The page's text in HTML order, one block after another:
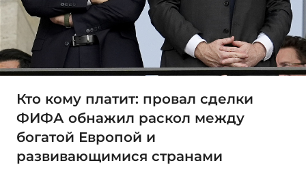
Кто кому платит: провал сделки
ФИФА обнажил раскол между
богатой Европой и
развивающимися странами